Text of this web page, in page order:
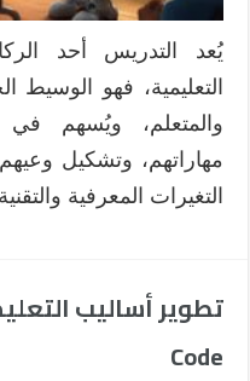
يُعد التدريس أحد
التعليمية، فهو الوسيط
والمتعلم، ويُسهم في
مهاراتهم، وتشكيل
التغيرات المعرفية
Code